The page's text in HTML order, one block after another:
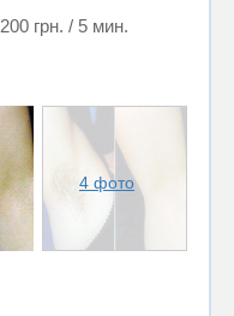
200 грн. / 5 мин.
4 фото